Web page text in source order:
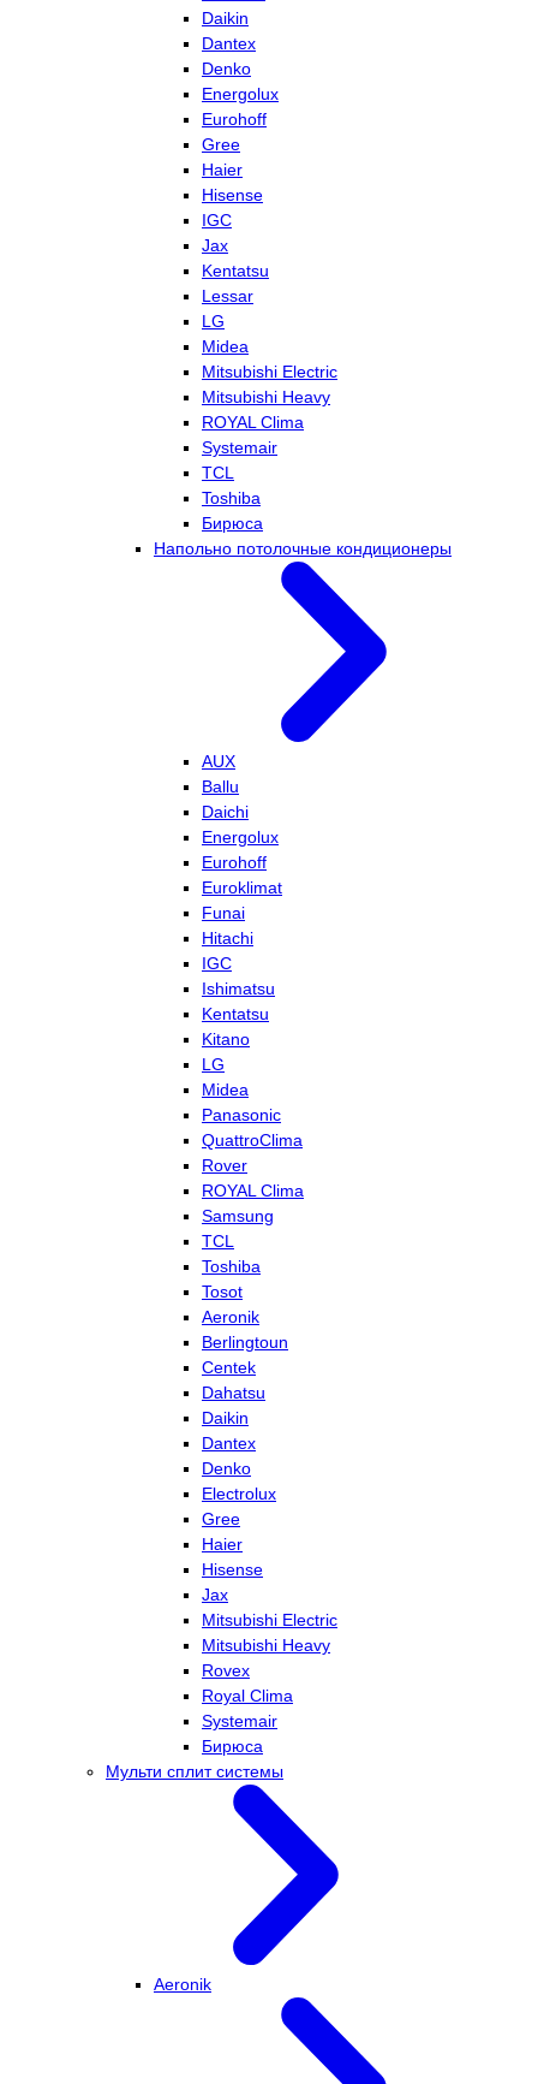
Daikin
Dantex
Denko
Energolux
Eurohoff
Gree
Haier
Hisense
IGC
Jax
Kentatsu
Lessar
LG
Midea
Mitsubishi Electric
Mitsubishi Heavy
ROYAL Clima
Systemair
TCL
Toshiba
Бирюса
Напольно потолочные кондиционеры
AUX
Ballu
Daichi
Energolux
Eurohoff
Euroklimat
Funai
Hitachi
IGC
Ishimatsu
Kentatsu
Kitano
LG
Midea
Panasonic
QuattroClima
Rover
ROYAL Clima
Samsung
TCL
Toshiba
Tosot
Aeronik
Berlingtoun
Centek
Dahatsu
Daikin
Dantex
Denko
Electrolux
Gree
Haier
Hisense
Jax
Mitsubishi Electric
Mitsubishi Heavy
Rovex
Royal Clima
Systemair
Бирюса
Мульти сплит системы
Aeronik